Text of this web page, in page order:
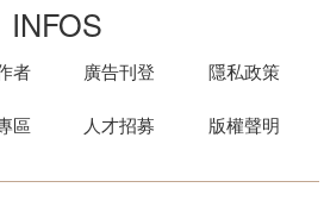
INFOS
者
區
廣告刊登
人才招募
隱私政策
版權聲明